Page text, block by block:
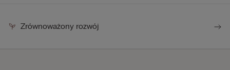
Zrównoważony rozwój